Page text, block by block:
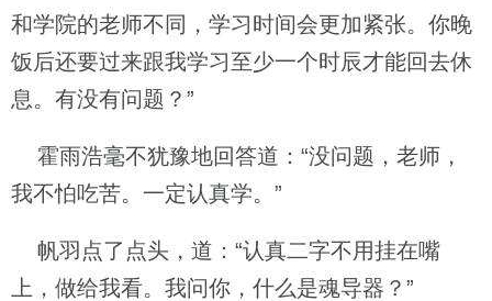
和学院的老师不同，学习时间会更加紧张。你晚
饭后还要过来跟我学习至少一个时辰才能回去休
息。有没有问题？”
霍雨浩毫不犹豫地回答道：“没问题，老师，
我不怕吃苦。一定认真学。”
帆羽点了点头，道：“认真二字不用挂在嘴
上，做给我看。我问你，什么是魂导器？”